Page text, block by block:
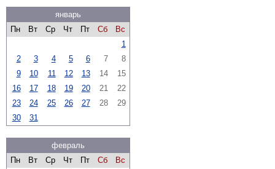
январь
Пн
Вт Ср Чт Пт Сб
Вс
1
2
3 4 5 6 7
8
9
10 11 12 13 14
15
16
17 18 19 20 21
22
23
24 25 26 27 28
29
30
31
февраль
Пн
Вт Ср Чт Пт Сб
Вс